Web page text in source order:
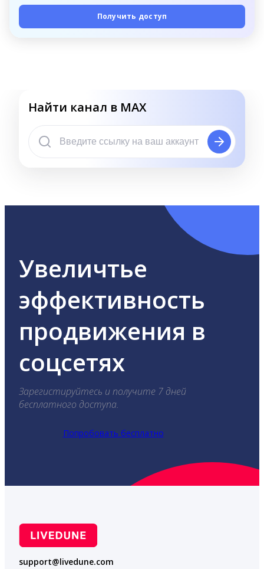
Получить доступ
Найти канал в MAX
Увеличтье
эффективность
продвижения в
соцсетях
Зарегистируйтесь и получите 7 дней
бесплатного доступа.
Попробовать бесплатно
support@livedune.com